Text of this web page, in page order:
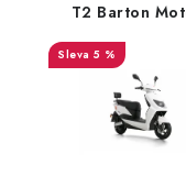
T2 Barton
5 %